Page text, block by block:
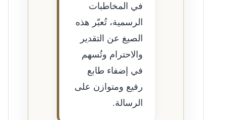
في المخاطبات
الرسمية، تُعبّر هذه
الصيغ عن التقدير
والاحترام وتُسهم
في إضفاء طابع
رفيع ومتوازن على
الرسالة.